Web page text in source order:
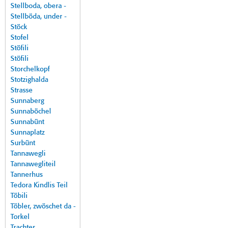
Stellboda, obera -
Stellböda, under -
Stöck
Stofel
Stöfili
Stöfili
Storchelkopf
Stotzighalda
Strasse
Sunnaberg
Sunnaböchel
Sunnabünt
Sunnaplatz
Surbünt
Tannawegli
Tannawegliteil
Tannerhus
Tedora Kindlis Teil
Töbili
Töbler, zwöschet da -
Torkel